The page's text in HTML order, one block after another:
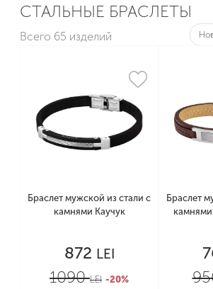
СТАЛЬНЫЕ БРАСЛЕТЫ
Всего 65 изделий
Браслет мужской из стали с
камнями Каучук
872 LEI
1090LEI -20%
Браслет